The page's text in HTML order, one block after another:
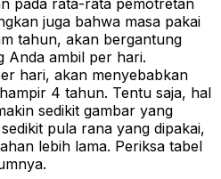
juga bahwa masa pakai
tahun, akan bergantung
Anda ambil per hari.
hari, akan menyebabkan
4 tahun. Tentu saja, hal
sedikit gambar yang
pula rana yang dipakai,
lebih lama. Periksa tabel